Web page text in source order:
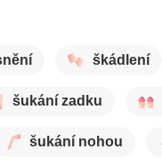
škádlení
šukání zadku
šukání nohou